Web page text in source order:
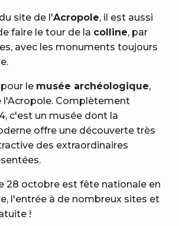
site de l'Acropole, il est aussi
faire le tour de la colline, par
avec les monuments toujours
le musée archéologique,
l'Acropole. Complètement
c'est un musée dont la
offre une découverte très
des extraordinaires
28 octobre est fête nationale en
l'entrée à de nombreux sites et
!